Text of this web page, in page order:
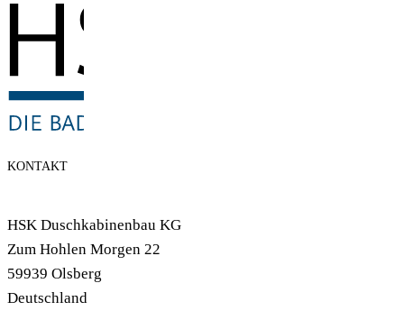
KONTAKT
HSK Duschkabinenbau KG
Zum Hohlen Morgen 22
59939 Olsberg
Deutschland